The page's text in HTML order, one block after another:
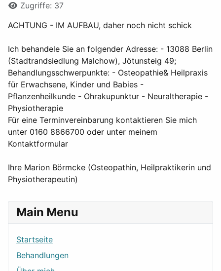
Zugriffe: 37
ACHTUNG - IM AUFBAU, daher noch nicht schick
Ich behandele Sie an folgender Adresse: - 13088 Berlin
(Stadtrandsiedlung Malchow), Jötunsteig 49;
Behandlungsschwerpunkte: - Osteopathie& Heilpraxis
für Erwachsene, Kinder und Babies -
Pflanzenheilkunde - Ohrakupunktur - Neuraltherapie -
Physiotherapie
Für eine Terminvereinbarung kontaktieren Sie mich
unter 0160 8866700 oder unter meinem
Kontaktformular
Ihre Marion Börmcke (Osteopathin, Heilpraktikerin und
Physiotherapeutin)
Main Menu
Startseite
Behandlungen